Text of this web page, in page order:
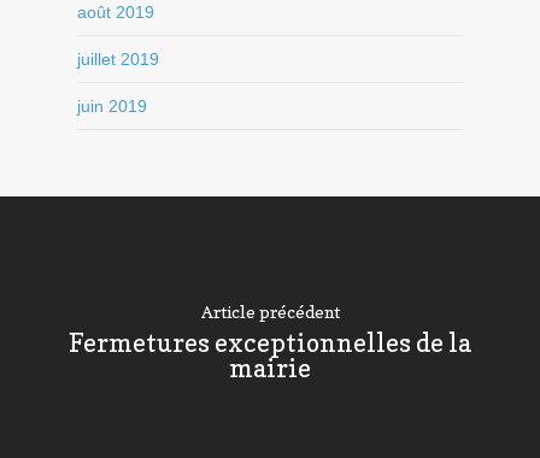
août 2019
juillet 2019
juin 2019
Article précédent
Fermetures exceptionnelles de la
mairie